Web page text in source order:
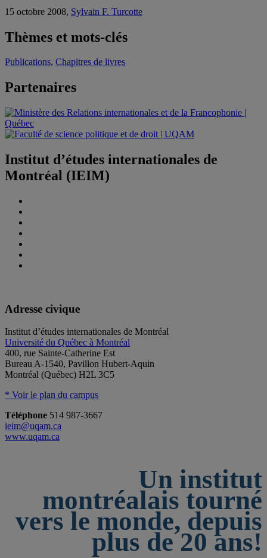
15 octobre 2008, Sylvain F. Turcotte
Thèmes et mots-clés
Publications, Chapitres de livres
Partenaires
Institut d’études internationales de
Montréal (IEIM)
Adresse civique
Institut d’études internationales de Montréal
Université du Québec à Montréal
400, rue Sainte-Catherine Est
Bureau A-1540, Pavillon Hubert-Aquin
Montréal (Québec) H2L 3C5
* Voir le plan du campus
Téléphone 514 987-3667
ieim@uqam.ca
www.uqam.ca
Un institut
montréalais tourné
vers le monde, depuis
plus de 20 ans!